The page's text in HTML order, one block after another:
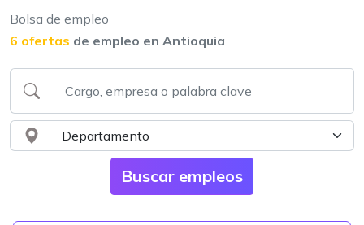
Bolsa de empleo
6 ofertas de empleo en Antioquia